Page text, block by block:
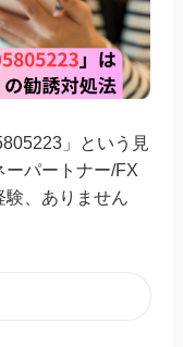
」という見
パートナー/FX
験、ありません